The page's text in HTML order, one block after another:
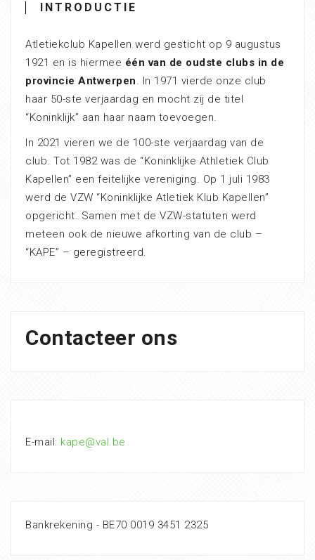
INTRODUCTIE
Atletiekclub Kapellen werd gesticht op 9 augustus
1921 en is hiermee één van de oudste clubs in de
provincie Antwerpen. In 1971 vierde onze club
haar 50-ste verjaardag en mocht zij de titel
“Koninklijk” aan haar naam toevoegen.
In 2021 vieren we de 100-ste verjaardag van de
club. Tot 1982 was de “Koninklijke Athletiek Club
Kapellen” een feitelijke vereniging. Op 1 juli 1983
werd de VZW “Koninklijke Atletiek Klub Kapellen”
opgericht. Samen met de VZW-statuten werd
meteen ook de nieuwe afkorting van de club –
“KAPE” – geregistreerd.
Contacteer ons
E-mail: kape@val.be
Bankrekening - BE70 0019 3451 2325